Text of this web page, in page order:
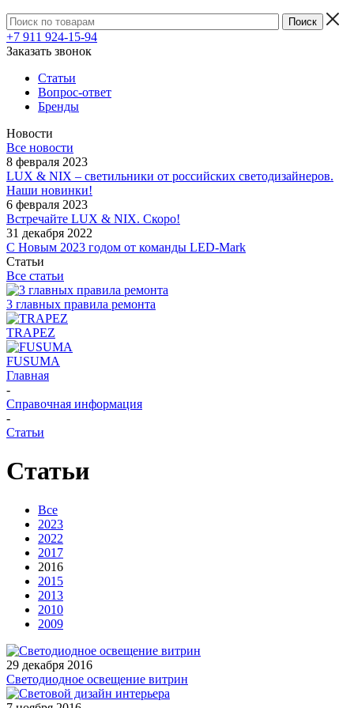
+7 911 924-15-94
Заказать звонок
Статьи
Вопрос-ответ
Бренды
Новости
Все новости
8 февраля 2023
LUX & NIX – светильники от российских светодизайнеров.
Наши новинки!
6 февраля 2023
Встречайте LUX & NIX. Скоро!
31 декабря 2022
С Новым 2023 годом от команды LED-Mark
Статьи
Все статьи
3 главных правила ремонта
TRAPEZ
FUSUMA
Главная
-
Справочная информация
-
Статьи
Статьи
Все
2023
2022
2017
2016
2015
2013
2010
2009
29 декабря 2016
Светодиодное освещение витрин